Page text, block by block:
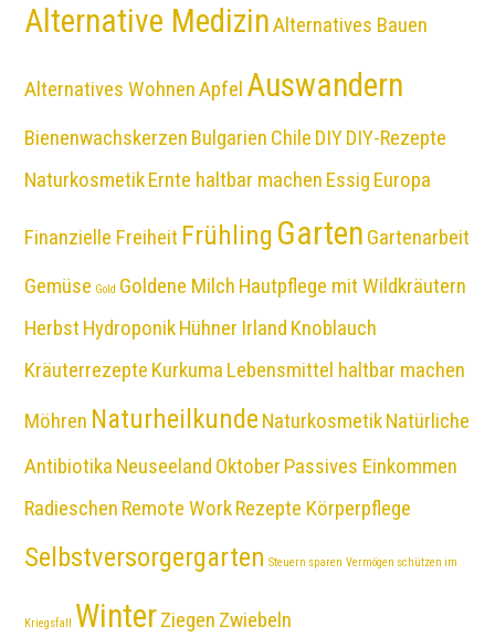
Alternative MedizinAlternatives Bauen
Alternatives WohnenApfel Auswandern
Bienenwachskerzen Bulgarien Chile DIYDIY-Rezepte
NaturkosmetikErnte haltbar machen Essig Europa
Finanzielle Freiheit Frühling Garten Gartenarbeit
Gemüse Gold Goldene Milch Hautpflege mit Wildkräutern
Herbst HydroponikHühner Irland Knoblauch
Kräuterrezepte Kurkuma Lebensmittel haltbar machen
Möhren NaturheilkundeNaturkosmetikNatürliche
Antibiotika Neuseeland Oktober Passives Einkommen
Radieschen Remote WorkRezepte Körperpflege
Selbstversorgergarten Steuern sparen Vermögen schützen im
Kriegsfall WinterZiegen Zwiebeln